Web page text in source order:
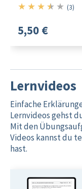
★ ★ ★ ★ ★ 3.5/5
(3)
5,50 €
Lernvideos
Einfache
Lernvideos gehst
Mit den
Videos kannst du
hast.